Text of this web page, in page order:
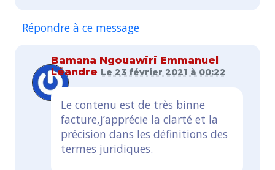
Répondre à ce message
Bamana Ngouawiri Emmanuel
Léandre Le 23 février 2021 à 00:22
Le contenu est de très binne
facture,j’apprécie la clarté et la
précision dans les définitions des
termes juridiques.